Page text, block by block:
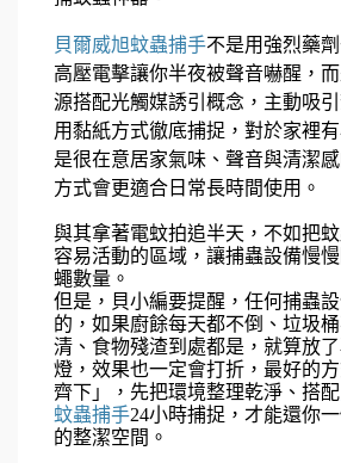
貝爾威旭蚊蟲捕手不是用強烈藥
高壓電擊讓你半夜被聲音嚇醒，
源搭配光觸媒誘引概念，主動吸
用黏紙方式徹底捕捉，對於家裡
是很在意居家氣味、聲音與清潔
方式會更適合日常長時間使用。
與其拿著電蚊拍追半天，不如把
容易活動的區域，讓捕蟲設備慢
蠅數量。
但是，貝小編要提醒，任何捕蟲
的，如果廚餘每天都不倒、垃圾
清、食物殘渣到處都是，就算放
燈，效果也一定會打折，最好的
齊下」，先把環境整理乾淨、搭配
蚊蟲捕手24小時捕捉，才能還你
的整潔空間。